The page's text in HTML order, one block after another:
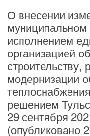
О внесении
муниципальном
исполнением
организацией
строительству,
модернизации
решением
29 сентября
(опубликовано